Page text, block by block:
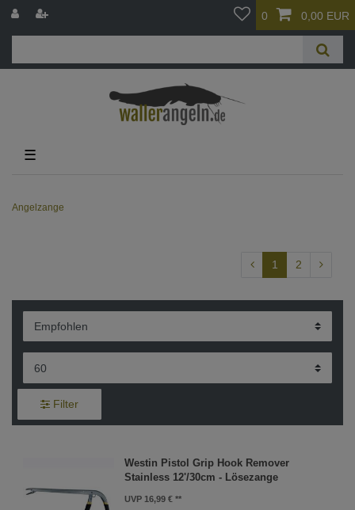
0 0,00 EUR
☰
Angelzange
1 2
Filter
Westin Pistol Grip Hook Remover
Stainless 12'/30cm - Lösezange
UVP 16,99 €